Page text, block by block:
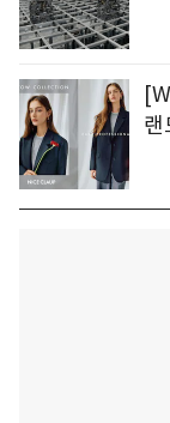
랜